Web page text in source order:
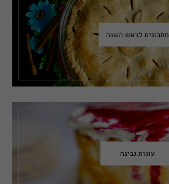
מתכונים לראש השנה
עוגות גבינה